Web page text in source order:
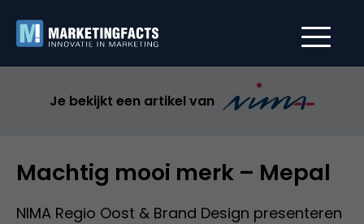
Je bekijkt een artikel van
Machtig mooi merk – Mepal
NIMA Regio Oost & Brand Design presenteren